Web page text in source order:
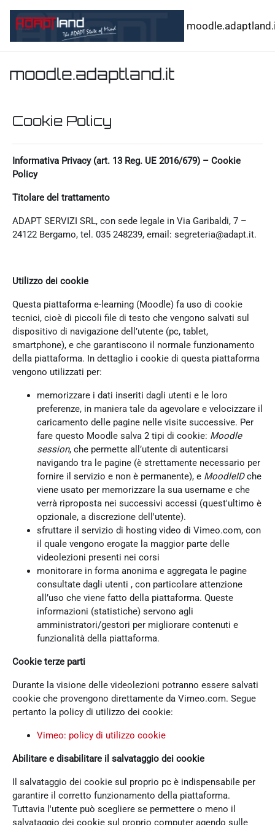
moodle.adaptland.it
Cookie Policy
Informativa Privacy (art. 13 Reg. UE 2016/679) – Cookie
Policy
Titolare del trattamento
ADAPT SERVIZI SRL, con sede legale in Via Garibaldi, 7 –
24122 Bergamo, tel. 035 248239, email: segreteria@adapt.it.
Utilizzo dei cookie
Questa piattaforma e-learning (Moodle) fa uso di cookie
tecnici, cioè di piccoli file di testo che vengono salvati sul
dispositivo di navigazione dell’utente (pc, tablet,
smartphone), e che garantiscono il normale funzionamento
della piattaforma. In dettaglio i cookie di questa piattaforma
vengono utilizzati per:
memorizzare i dati inseriti dagli utenti e le loro
preferenze, in maniera tale da agevolare e velocizzare il
caricamento delle pagine nelle visite successive. Per
fare questo Moodle salva 2 tipi di cookie: Moodle
session, che permette all’utente di autenticarsi
navigando tra le pagine (è strettamente necessario per
fornire il servizio e non è permanente), e MoodleIDche
viene usato per memorizzare la sua username e che
verrà riproposta nei successivi accessi (quest'ultimo è
opzionale, a discrezione dell'utente).
sfruttare il servizio di hosting video di Vimeo.com, con
il quale vengono erogate la maggior parte delle
videolezioni presenti nei corsi
monitorare in forma anonima e aggregata le pagine
consultate dagli utenti , con particolare attenzione
all’uso che viene fatto della piattaforma. Queste
informazioni (statistiche) servono agli
amministratori/gestori per migliorare contenuti e
funzionalità della piattaforma.
Cookie terze parti
Durante la visione delle videolezioni potranno essere salvati
cookie che provengono direttamente da Vimeo.com. Segue
pertanto la policy di utilizzo dei cookie:
Vimeo: policy di utilizzo cookie
Abilitare e disabilitare il salvataggio dei cookie
Il salvataggio dei cookie sul proprio pc è indispensabile per
garantire il corretto funzionamento della piattaforma.
Tuttavia l'utente può scegliere se permettere o meno il
salvataggio dei cookie sul proprio computer agendo sulle